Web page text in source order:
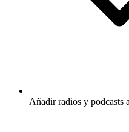
Añadir radios y podcasts